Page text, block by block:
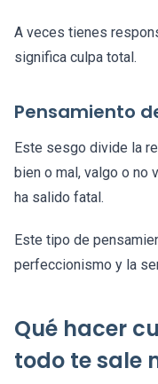
A veces tienes
significa culpa total.
Pensamiento
Este sesgo divide la
bien o mal, valgo o no
ha salido fatal.
Este tipo de
perfeccionismo y la
Qué hacer
todo te sale